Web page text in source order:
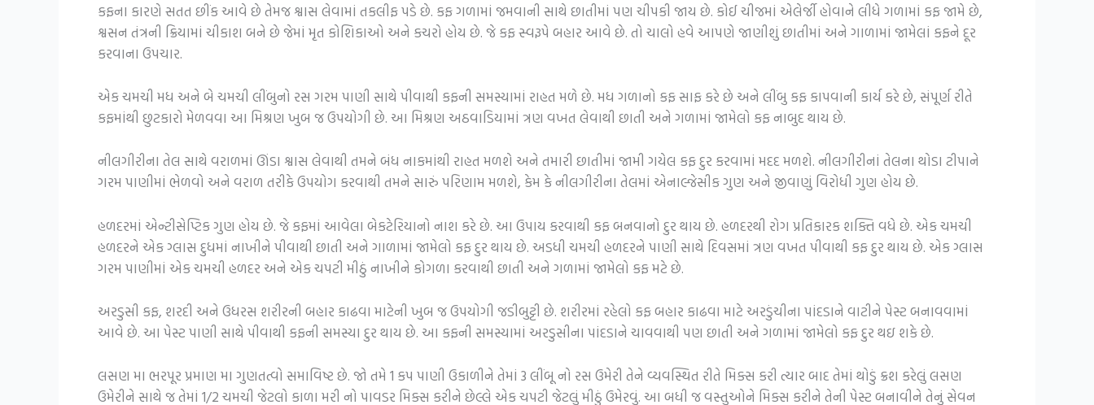
કફના કારણે સતત છીંક આવે છે તેમજ શ્વાસ લેવામાં તકલીફ પડે છે. કફ ગળામાં જમવાની સાથે છાતીમાં પણ ચીપકી જાય છે. કોઈ ચીજમાં એલેર્જી હોવાને લીધે ગળામાં કફ જામે છે,
શ્વસન તંત્રની ક્રિયામાં ચીકાશ બને છે જેમાં મૃત કોશિકાઓ અને કચરો હોય છે. જે કફ સ્વરૂપે બહાર આવે છે. તો ચાલો હવે આપણે જાણીશું છાતીમાં અને ગાળામાં જામેલાં કફને દૂર
કરવાના ઉપચાર.
એક ચમચી મધ અને બે ચમચી લીંબુનો રસ ગરમ પાણી સાથે પીવાથી કફની સમસ્યામાં રાહત મળે છે. મધ ગળાનો કફ સાફ કરે છે અને લીંબુ કફ કાપવાની કાર્ય કરે છે, સંપૂર્ણ રીતે
કફમાંથી છુટકારો મેળવવા આ મિશ્રણ ખુબ જ ઉપયોગી છે. આ મિશ્રણ અઠવાડિયામાં ત્રણ વખત લેવાથી છાતી અને ગળામાં જામેલો કફ નાબુદ થાય છે.
નીલગીરીના તેલ સાથે વરાળમાં ઊંડા શ્વાસ લેવાથી તમને બંધ નાકમાંથી રાહત મળશે અને તમારી છાતીમાં જામી ગયેલ કફ દુર કરવામાં મદદ મળશે. નીલગીરીનાં તેલના થોડા ટીપાને
ગરમ પાણીમાં ભેળવો અને વરાળ તરીકે ઉપયોગ કરવાથી તમને સારું પરિણામ મળશે, કેમ કે નીલગીરીના તેલમાં એનાલ્જેસીક ગુણ અને જીવાણું વિરોધી ગુણ હોય છે.
હળદરમાં એન્ટીસેપ્ટિક ગુણ હોય છે. જે કફમાં આવેલા બેકટેરિયાનો નાશ કરે છે. આ ઉપાય કરવાથી કફ બનવાનો દુર થાય છે. હળદરથી રોગ પ્રતિકારક શક્તિ વધે છે. એક ચમચી
હળદરને એક ગ્લાસ દુધમાં નાખીને પીવાથી છાતી અને ગાળામાં જામેલો કફ દુર થાય છે. અડધી ચમચી હળદરને પાણી સાથે દિવસમાં ત્રણ વખત પીવાથી કફ દુર થાય છે. એક ગ્લાસ
ગરમ પાણીમાં એક ચમચી હળદર અને એક ચપટી મીઠું નાખીને કોગળા કરવાથી છાતી અને ગળામાં જામેલો કફ મટે છે.
અરડુસી કફ, શરદી અને ઉધરસ શરીરની બહાર કાઢવા માટેની ખુબ જ ઉપયોગી જડીબુટ્ટી છે. શરીરમાં રહેલો કફ બહાર કાઢવા માટે અરડુંચીના પાંદડાને વાટીને પેસ્ટ બનાવવામાં
આવે છે. આ પેસ્ટ પાણી સાથે પીવાથી કફની સમસ્યા દુર થાય છે. આ કફની સમસ્યામાં અરડુસીના પાંદડાને ચાવવાથી પણ છાતી અને ગળામાં જામેલો કફ દુર થઇ શકે છે.
લસણ મા ભરપૂર પ્રમાણ મા ગુણતત્વો સમાવિષ્ટ છે. જો તમે 1 કપ પાણી ઉકાળીને તેમાં 3 લીંબૂ નો રસ ઉમેરી તેને વ્યવસ્થિત રીતે મિક્સ કરી ત્યાર બાદ તેમાં થોડું ક્રશ કરેલું લસણ
ઉમેરીને સાથે જ તેમાં 1/2 ચમચી જેટલો કાળા મરી નો પાવડર મિક્સ કરીને છેલ્લે એક ચપટી જેટલું મીઠું ઉમેરવું. આ બધી જ વસ્તુઓને મિક્સ કરીને તેની પેસ્ટ બનાવીને તેનું સેવન